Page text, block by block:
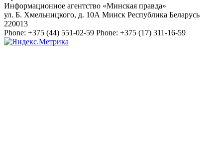
Информационное агентство «Минская правда»
ул. Б. Хмельницкого, д. 10А Минск Республика Беларусь
220013
Phone: +375 (44) 551-02-59 Phone: +375 (17) 311-16-59